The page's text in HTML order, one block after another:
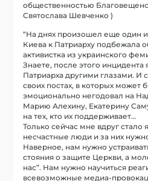
общественностью
Святослава Шевченко )
“На днях произошел еще один
Киева к Патриарху подбежала
активистка из украинского
Знаете, после этого инцидента
Патриарха другими глазами. И
своих постах, в которых может
эмоционально негодовал на
Марию Алехину, Екатерину
на тех, кто их поддерживает…
Только сейчас мне вдруг стало
несчастные люди и за них
Наверное, нам нужно
стояния о защите Церкви, а
нас”. Нам нужно научиться
всевозможные медиа-